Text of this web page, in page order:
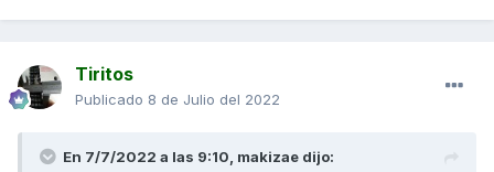
Tiritos
Publicado 8 de Julio del 2022
En 7/7/2022 a las 9:10, makizae dijo: